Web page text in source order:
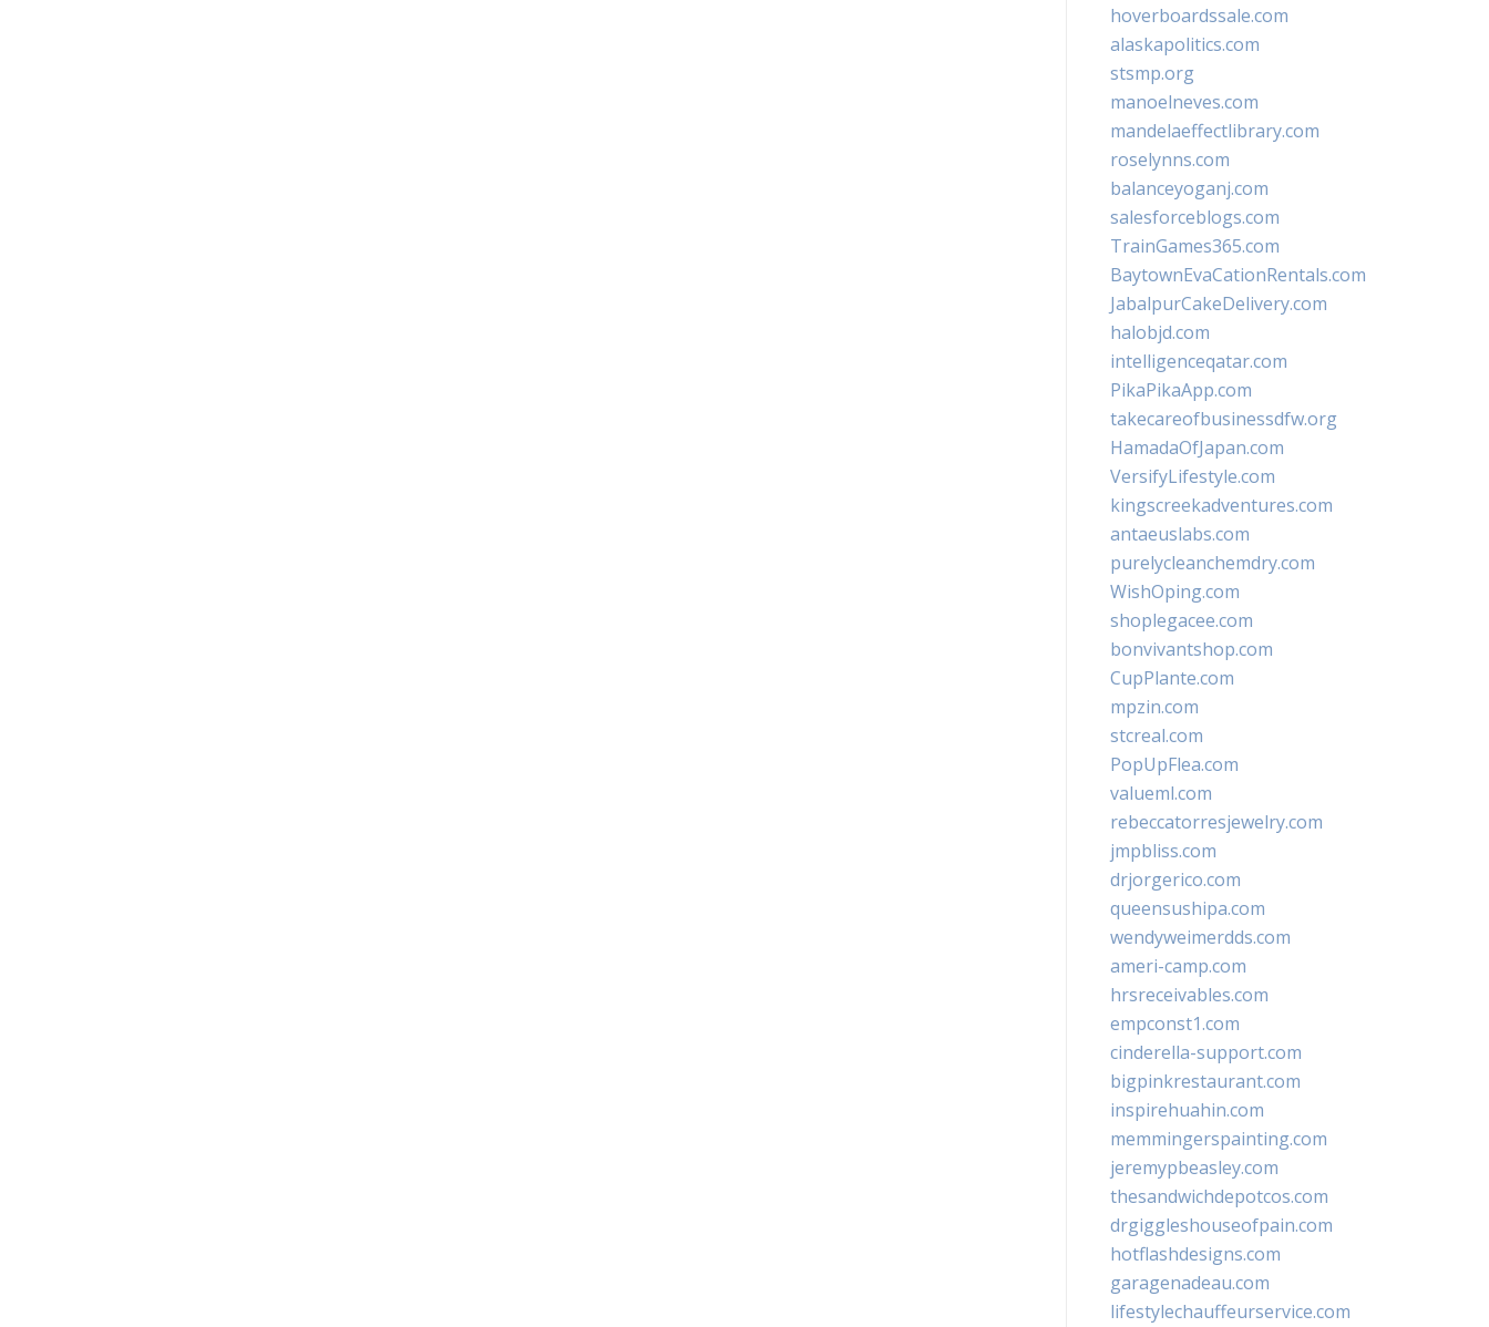
hoverboardssale.com
alaskapolitics.com
stsmp.org
manoelneves.com
mandelaeffectlibrary.com
roselynns.com
balanceyoganj.com
salesforceblogs.com
TrainGames365.com
BaytownEvaCationRentals.com
JabalpurCakeDelivery.com
halobjd.com
intelligenceqatar.com
PikaPikaApp.com
takecareofbusinessdfw.org
HamadaOfJapan.com
VersifyLifestyle.com
kingscreekadventures.com
antaeuslabs.com
purelycleanchemdry.com
WishOping.com
shoplegacee.com
bonvivantshop.com
CupPlante.com
mpzin.com
stcreal.com
PopUpFlea.com
valueml.com
rebeccatorresjewelry.com
jmpbliss.com
drjorgerico.com
queensushipa.com
wendyweimerdds.com
ameri-camp.com
hrsreceivables.com
empconst1.com
cinderella-support.com
bigpinkrestaurant.com
inspirehuahin.com
memmingerspainting.com
jeremypbeasley.com
thesandwichdepotcos.com
drgiggleshouseofpain.com
hotflashdesigns.com
garagenadeau.com
lifestylechauffeurservice.com